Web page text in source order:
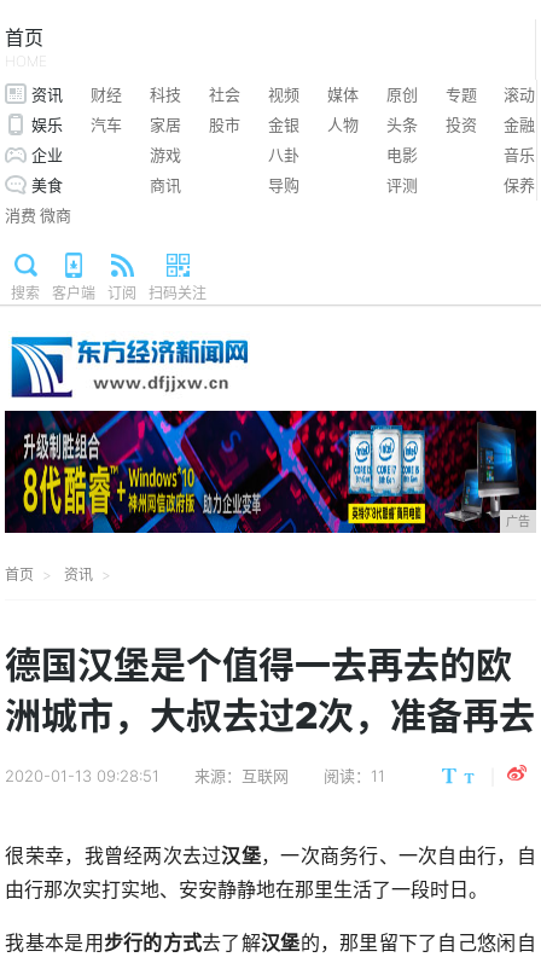
首页
HOME
资讯 财经 科技 社会 视频 媒体 原创 专题
滚动
娱乐
汽车 家居 股市 金银 人物 头条 投资
金融
企业
游戏 八卦 电影
音乐
美食
商讯 导购 评测
保养
消费 微商
搜索 客户端 订阅 扫码关注
广告
首页 资讯
德国汉堡是个值得一去再去的欧
洲城市，大叔去过2次，准备再去
2020-01-13 09:28:51 来源：互联网 阅读：11
很荣幸，我曾经两次去过汉堡，一次商务行、一次自由行，自
由行那次实打实地、安安静静地在那里生活了一段时日。
我基本是用步行的方式去了解汉堡的，那里留下了自己悠闲自